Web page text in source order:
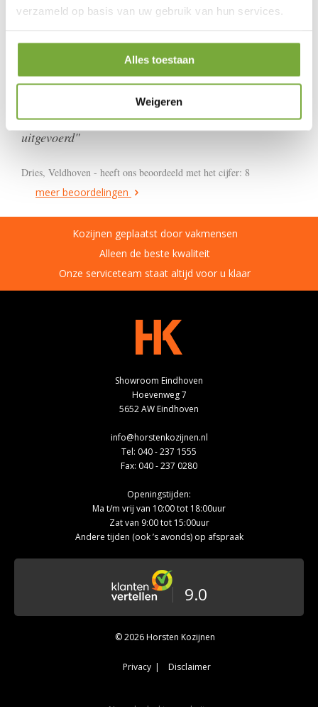
verzameld op basis van uw gebruik van hun services.
Alles toestaan
Weigeren
100% van onze klanten beveelt ons aan
Naar alle beoordelingen »
Onze klanten over ons
"Professioneel bedrijf schuifpui installatie netjes
uitgevoerd"
Dries, Veldhoven - heeft ons beoordeeld met het cijfer: 8
meer beoordelingen
Kozijnen geplaatst door vakmensen
Alleen de beste kwaliteit
Onze serviceteam staat altijd voor u klaar
Showroom Eindhoven
Hoevenweg 7
5652 AW Eindhoven
info@horstenkozijnen.nl
Tel: 040 - 237 1555
Fax: 040 - 237 0280
Openingstijden:
Ma t/m vrij van 10:00 tot 18:00uur
Zat van 9:00 tot 15:00uur
Andere tijden (ook ’s avonds) op afspraak
9.0
© 2026 Horsten Kozijnen
Privacy Disclaimer